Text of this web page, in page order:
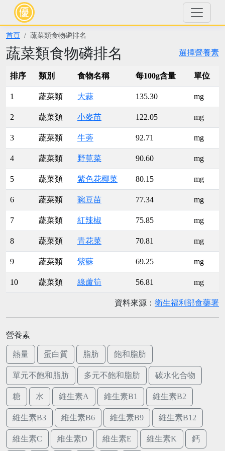
首頁 蔬菜類食物磷排名
選擇營養素
蔬菜類食物磷排名
排序 類別 食物名稱 每100g含量 單位
1 蔬菜類 大蒜 135.30 mg
2 蔬菜類 小麥苗 122.05 mg
3 蔬菜類 牛蒡 92.71 mg
4 蔬菜類 野莧菜 90.60 mg
5 蔬菜類 紫色花椰菜 80.15 mg
6 蔬菜類 豌豆苗 77.34 mg
7 蔬菜類 紅辣椒 75.85 mg
8 蔬菜類 青花菜 70.81 mg
9 蔬菜類 紫蘇 69.25 mg
10 蔬菜類 綠蘆筍 56.81 mg
資料來源： 衛生福利部食藥署
營養素
熱量 蛋白質 脂肪 飽和脂肪
單元不飽和脂肪 多元不飽和脂肪 碳水化合物
糖 水 維生素A 維生素B1 維生素B2
維生素B3 維生素B6 維生素B9 維生素B12
維生素C 維生素D 維生素E 維生素K 鈣